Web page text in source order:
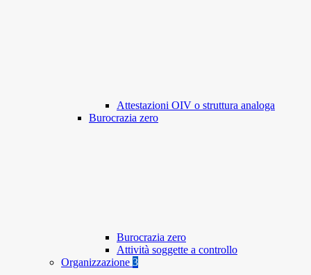
Attestazioni OIV o struttura analoga
Burocrazia zero
Burocrazia zero
Attività soggette a controllo
Organizzazione 3